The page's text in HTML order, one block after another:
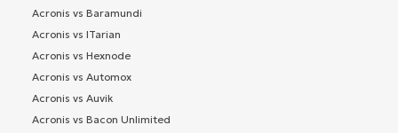
Acronis vs Baramundi
Acronis vs ITarian
Acronis vs Hexnode
Acronis vs Automox
Acronis vs Auvik
Acronis vs Bacon Unlimited